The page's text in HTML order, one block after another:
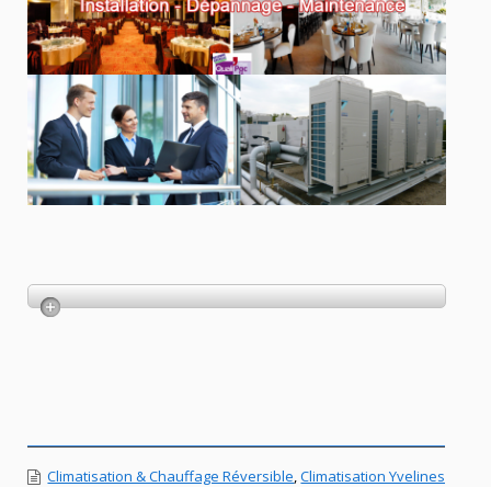
Climatisation & Chauffage Réversible ,Climatisation Yvelines